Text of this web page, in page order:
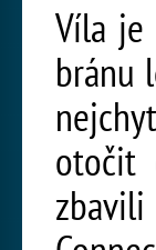
Víla je
bránu
otočit